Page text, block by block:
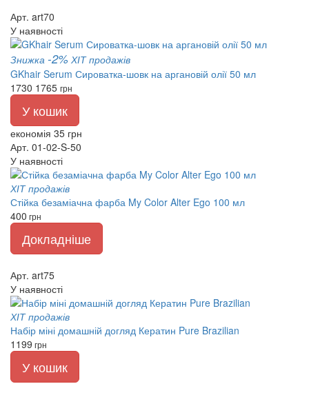
Арт. art70
У наявності
Знижка -2% ХІТ продажів
GKhair Serum Сироватка-шовк на аргановій олії 50 мл
1730 1765 грн
У кошик
економія 35 грн
Арт. 01-02-S-50
У наявності
ХІТ продажів
Стійка безаміачна фарба My Color Alter Ego 100 мл
400 грн
Докладніше
Арт. art75
У наявності
ХІТ продажів
Набір міні домашній догляд Кератин Pure Brazilian
1199 грн
У кошик